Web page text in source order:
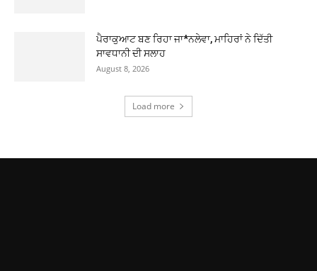
ਪੈਰਾਕੁਆਟ ਬਣ ਰਿਹਾ ਜਾ*ਨਲੇਵਾ, ਮਾਹਿਰਾਂ ਨੇ ਦਿੱਤੀ
ਸਾਵਧਾਨੀ ਦੀ ਸਲਾਹ
August 8, 2026
Load more